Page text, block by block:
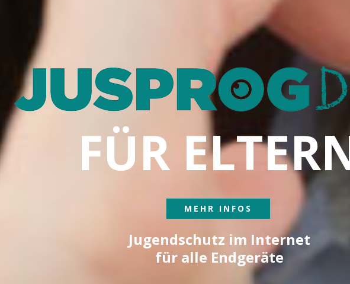
FÜR ELTER
MEHR INFOS
Jugendschutz im Internet
für alle Endgeräte